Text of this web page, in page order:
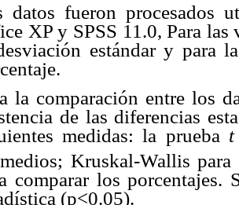
datos fueron procesados
XP y SPSS 11.0, Para
estándar y para
la comparación entre los
de las diferencias
medidas: la prueba
Kruskal-Wallis
comparar los
(p<0.05).